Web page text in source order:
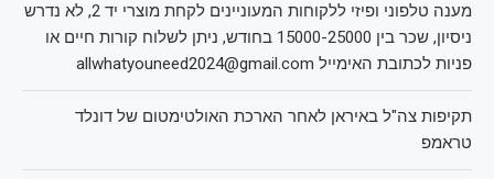
מענה טלפוני ופיזי ללקוחות המעוניינים לקחת מוצרי יד 2, לא נדרש
ניסיון, שכר בין 15000-25000 בחודש, ניתן לשלוח קורות חיים או
פניות לכתובת האימייל allwhatyouneed2024@gmail.com
תקיפות צה"ל באיראן לאחר הארכת האולטימטום של דונלד
טראמפ